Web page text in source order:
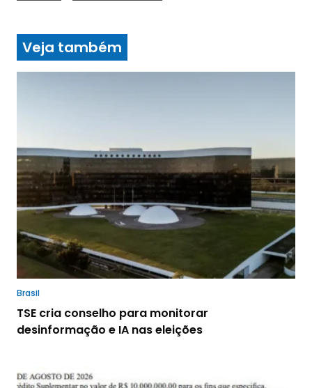
Veja também
Brasil
TSE cria conselho para monitorar
desinformação e IA nas eleições